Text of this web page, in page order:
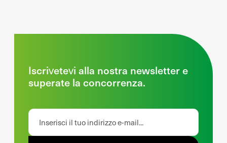
Iscrivetevi alla nostra newsletter e
superate la concorrenza.